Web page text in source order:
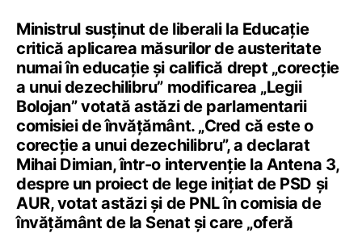
Ministrul susținut de liberali la Educație
critică aplicarea măsurilor de austeritate
numai în educație și califică drept „corecție
a unui dezechilibru” modificarea „Legii
Bolojan” votată astăzi de parlamentarii
comisiei de învățământ. „Cred că este o
corecție a unui dezechilibru”, a declarat
Mihai Dimian, într-o intervenție la Antena 3,
despre un proiect de lege inițiat de PSD și
AUR, votat astăzi și de PNL în comisia de
învățământ de la Senat și care „oferă